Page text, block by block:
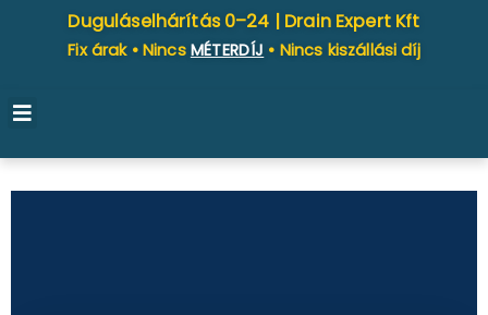
Duguláselhárítás 0–24 | Drain Expert Kft
Fix árak • Nincs MÉTERDÍJ • Nincs kiszállási díj